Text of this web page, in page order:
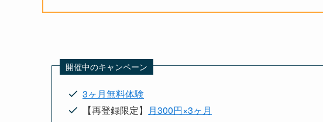
開催中のキャンペーン
3ヶ月無料体験
【再登録限定】 月300円×3ヶ月